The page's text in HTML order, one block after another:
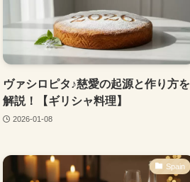
ヴァシロピタ♪慈愛の起源と作り方を
解説！【ギリシャ料理】
2026-01-08
Spain